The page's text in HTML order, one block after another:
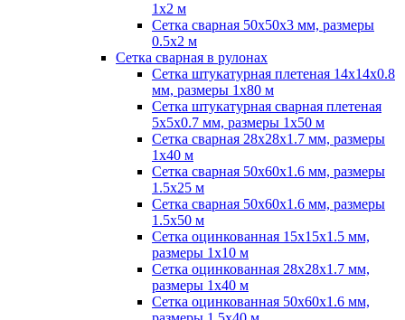
1х2 м
Сетка сварная 50х50х3 мм, размеры
0.5х2 м
Сетка сварная в рулонах
Сетка штукатурная плетеная 14х14х0.8
мм, размеры 1х80 м
Сетка штукатурная сварная плетеная
5х5х0.7 мм, размеры 1х50 м
Сетка сварная 28х28х1.7 мм, размеры
1х40 м
Сетка сварная 50х60х1.6 мм, размеры
1.5х25 м
Сетка сварная 50х60х1.6 мм, размеры
1.5х50 м
Сетка оцинкованная 15х15х1.5 мм,
размеры 1х10 м
Сетка оцинкованная 28х28х1.7 мм,
размеры 1х40 м
Сетка оцинкованная 50х60х1.6 мм,